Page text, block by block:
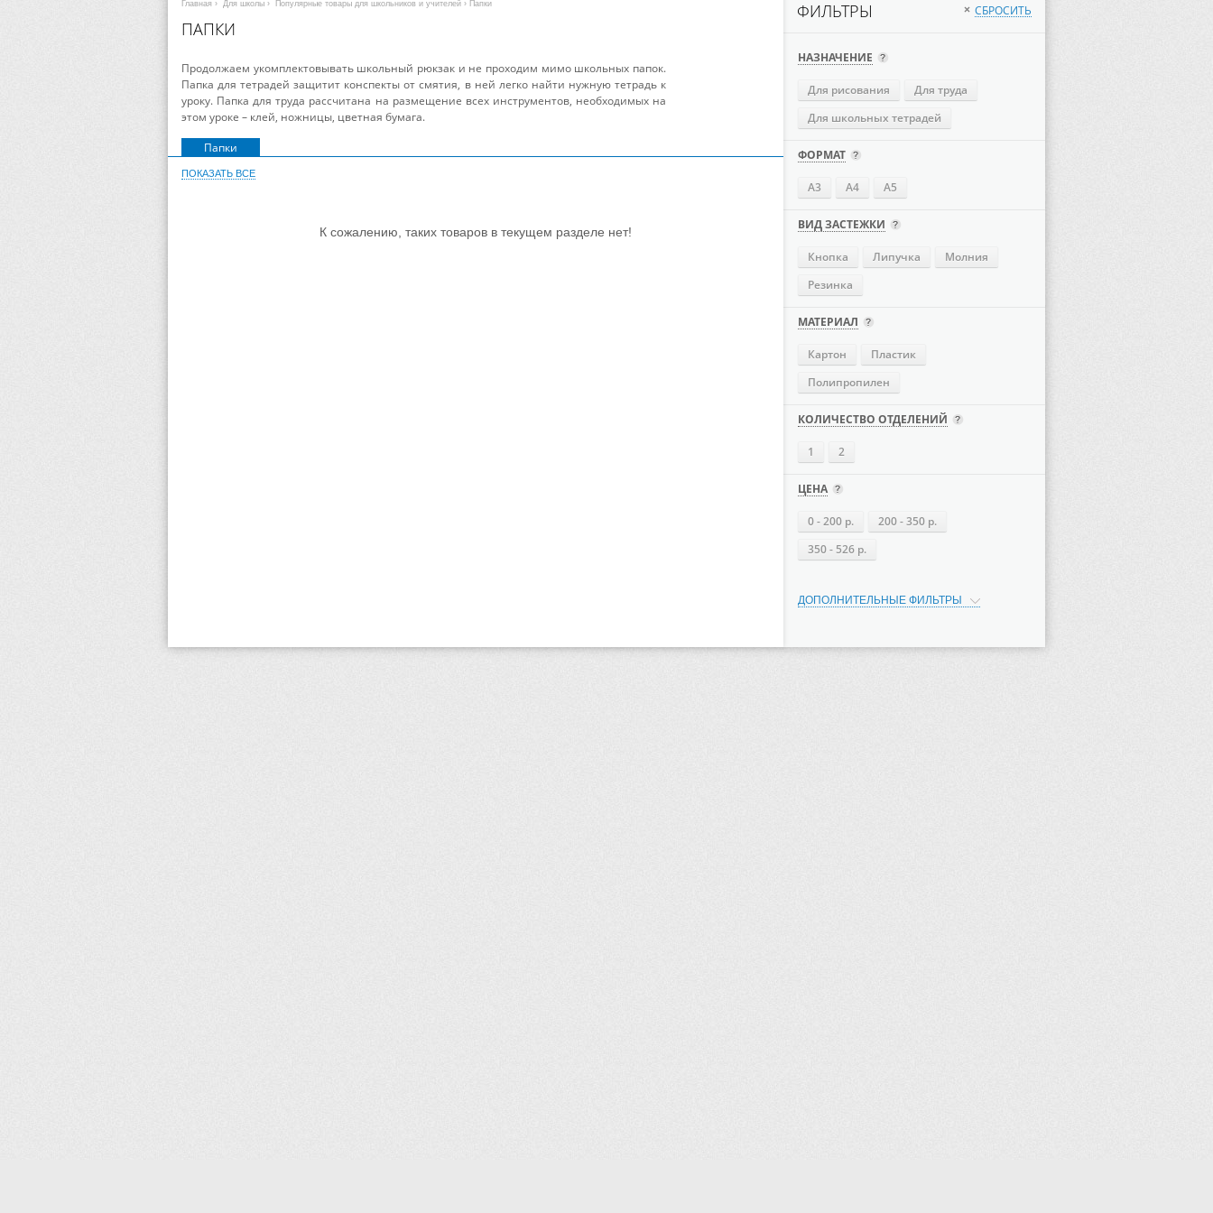
ФИЛЬТРЫ × СБРОСИТЬ
НАЗНАЧЕНИЕ
Для рисования
Для труда
Для школьных тетрадей
ФОРМАТ
А3 А4 А5
ВИД ЗАСТЕЖКИ
Кнопка Липучка
Молния
Резинка
МАТЕРИАЛ
Картон
Пластик
Полипропилен
КОЛИЧЕСТВО ОТДЕЛЕНИЙ
1 2
ЦЕНА
0 - 200 р.
200 - 350 р.
350 - 526 р.
ДОПОЛНИТЕЛЬНЫЕ ФИЛЬТРЫ
Главная › Для школы › Популярные товары для школьников и учителей › Папки
ПАПКИ
Продолжаем укомплектовывать школьный рюкзак и не проходим мимо школьных папок.
Папка для тетрадей защитит конспекты от смятия, в ней легко найти нужную тетрадь к
уроку. Папка для труда рассчитана на размещение всех инструментов, необходимых на
этом уроке – клей, ножницы, цветная бумага.
Папки
ПОКАЗАТЬ ВСЕ
К сожалению, таких товаров в текущем разделе нет!